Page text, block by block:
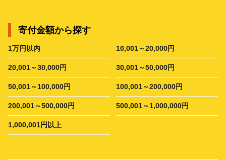
寄付金額から探す
1万円以内 10,001～20,000円
20,001～30,000円 30,001～50,000円
50,001～100,000円 100,001～200,000円
200,001～500,000円 500,001～1,000,000円
1,000,001円以上